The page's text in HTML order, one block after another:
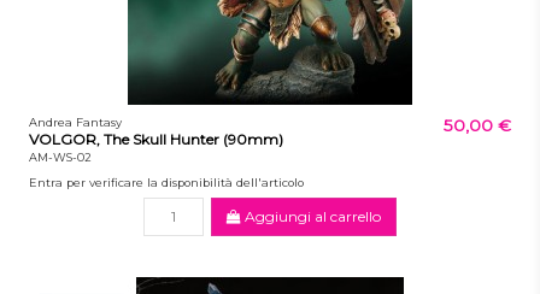
Andrea Fantasy
VOLGOR, The Skull Hunter (90mm)
AM-WS-02
50,00 €
Entra per verificare la disponibilità dell'articolo
Aggiungi al carrello